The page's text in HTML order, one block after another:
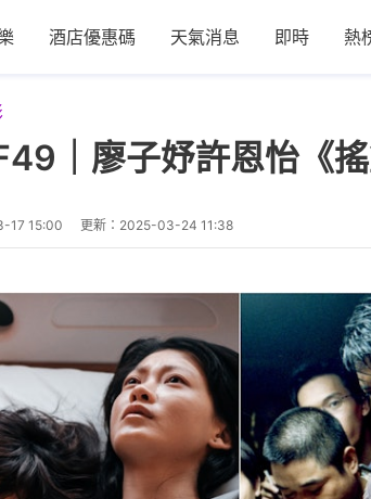
酒店優惠碼 天氣消息 即時 熱
｜廖子妤許恩怡《
17 15:00 更新： 2025-03-24 11:38